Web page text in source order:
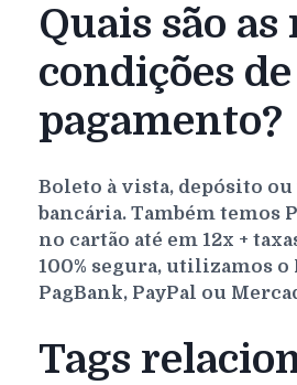
Quais são as
condições de
pagamento?
Boleto à vista, depósito
bancária. Também temos
no cartão até em 12x +
100% segura, utilizamos o
PagBank, PayPal ou
Tags